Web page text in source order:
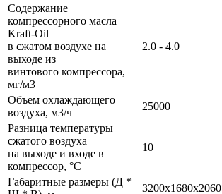
Содержание
компрессорного масла
Kraft-Oil
в сжатом воздухе на
выходе из
винтового компрессора,
мг/м3
2.0 - 4.0
Объем охлаждающего
воздуха, м3/ч
25000
Разница температуры
сжатого воздуха
на выходе и входе в
компрессор, °С
10
Габаритные размеры (Д *
3200х1680х2060